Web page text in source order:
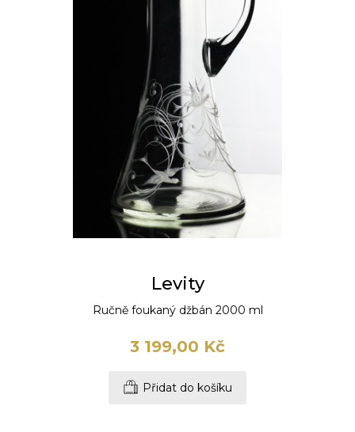
Levity
Ručně foukaný džbán 2000 ml
3 199,00 Kč
Přidat do košíku